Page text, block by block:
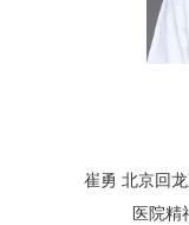
崔勇 北京回龙
医院精